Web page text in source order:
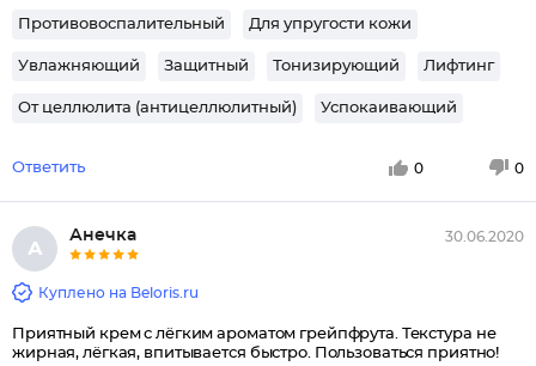
Противовоспалительный Для упругости кожи
Увлажняющий Защитный Тонизирующий Лифтинг
От целлюлита (антицеллюлитный) Успокаивающий
Ответить 0 0
А
Анечка 30.06.2020
Куплено на Beloris.ru
Приятный крем с лёгким ароматом грейпфрута. Текстура не
жирная, лёгкая, впитывается быстро. Пользоваться приятно!